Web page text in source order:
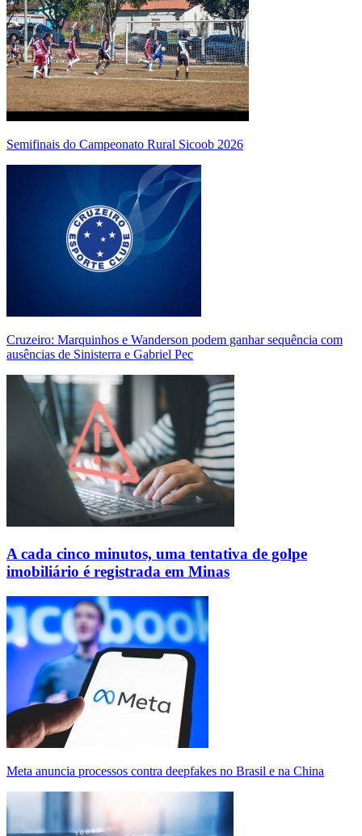
Semifinais do Campeonato Rural Sicoob 2026
Cruzeiro: Marquinhos e Wanderson podem ganhar sequência com
ausências de Sinisterra e Gabriel Pec
A cada cinco minutos, uma tentativa de golpe
imobiliário é registrada em Minas
Meta anuncia processos contra deepfakes no Brasil e na China